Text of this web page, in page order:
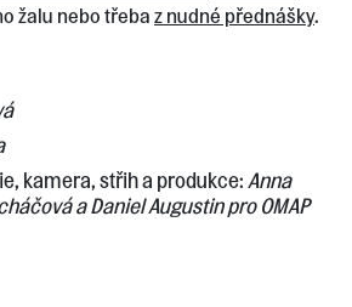
žalu nebo třeba z nudné přednášky.
kamera, střih a produkce: Anna
a Daniel Augustin pro OMAP